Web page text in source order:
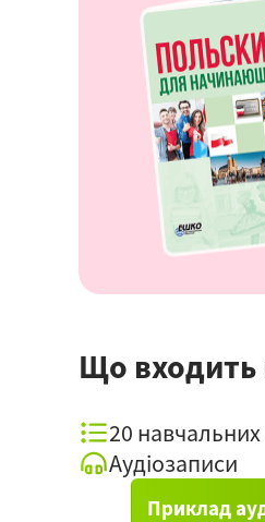
Що входить
20 навчальних
Аудіозаписи
Приклад